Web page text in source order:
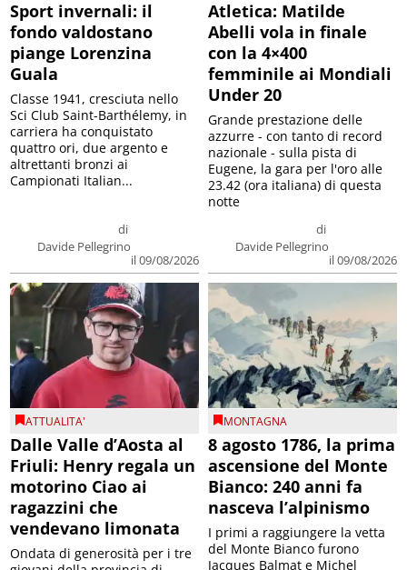
Sport invernali: il
fondo valdostano
piange Lorenzina
Guala
di
Davide Pellegrino
il 09/08/2026
Classe 1941, cresciuta nello
Sci Club Saint-Barthélemy, in
carriera ha conquistato
quattro ori, due argento e
altrettanti bronzi ai
Campionati Italian...
Atletica: Matilde
Abelli vola in finale
con la 4×400
femminile ai Mondiali
Under 20
di
Davide Pellegrino
il 09/08/2026
Grande prestazione delle
azzurre - con tanto di record
nazionale - sulla pista di
Eugene, la gara per l'oro alle
23.42 (ora italiana) di questa
notte
ATTUALITA'
Dalle Valle d’Aosta al
Friuli: Henry regala un
motorino Ciao ai
ragazzini che
vendevano limonata
Ondata di generosità per i tre
MONTAGNA
8 agosto 1786, la prima
ascensione del Monte
Bianco: 240 anni fa
nasceva l’alpinismo
I primi a raggiungere la vetta
del Monte Bianco furono
Jacques Balmat e Michel